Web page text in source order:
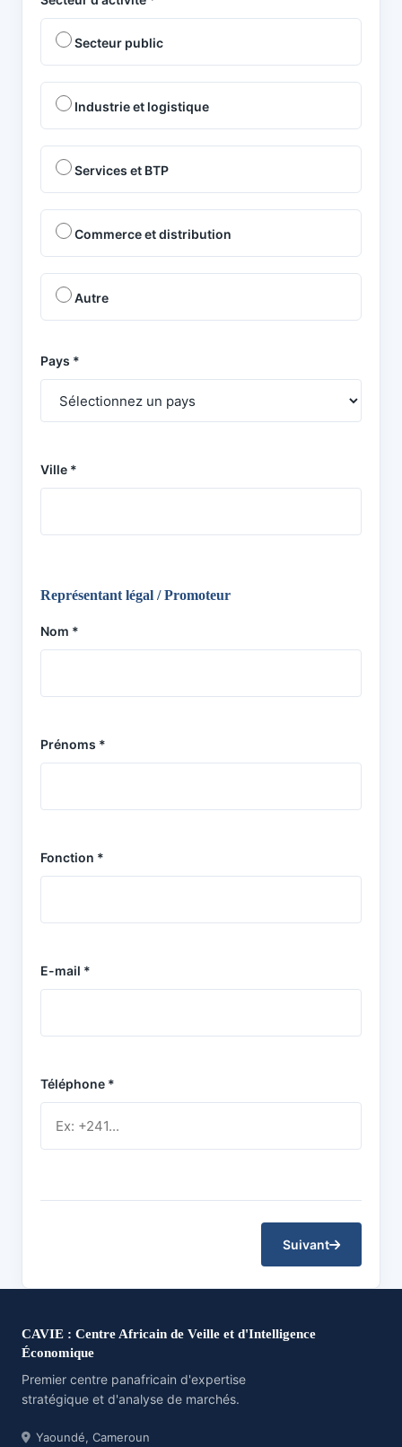
Secteur public
Industrie et logistique
Services et BTP
Commerce et distribution
Autre
Pays *
Ville *
Représentant légal / Promoteur
Nom *
Prénoms *
Fonction *
E-mail *
Téléphone *
Suivant
CAVIE : Centre Africain de Veille et d'Intelligence
Économique
Premier centre panafricain d'expertise
stratégique et d'analyse de marchés.
Yaoundé, Cameroun